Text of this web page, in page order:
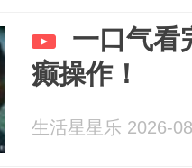
一口气看
癫操作！
生活星星乐 2026-